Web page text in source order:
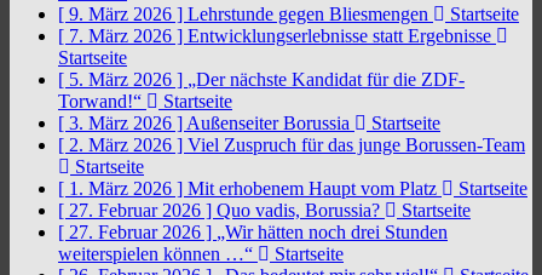
[ 9. März 2026 ] Lehrstunde gegen Bliesmengen
Startseite
[ 7. März 2026 ] Entwicklungserlebnisse statt Ergebnisse
Startseite
[ 5. März 2026 ] „Der nächste Kandidat für die ZDF-
Torwand!“
Startseite
[ 3. März 2026 ] Außenseiter Borussia
Startseite
[ 2. März 2026 ] Viel Zuspruch für das junge Borussen-Team
Startseite
[ 1. März 2026 ] Mit erhobenem Haupt vom Platz
Startseite
[ 27. Februar 2026 ] Quo vadis, Borussia?
Startseite
[ 27. Februar 2026 ] „Wir hätten noch drei Stunden
weiterspielen können …“
Startseite